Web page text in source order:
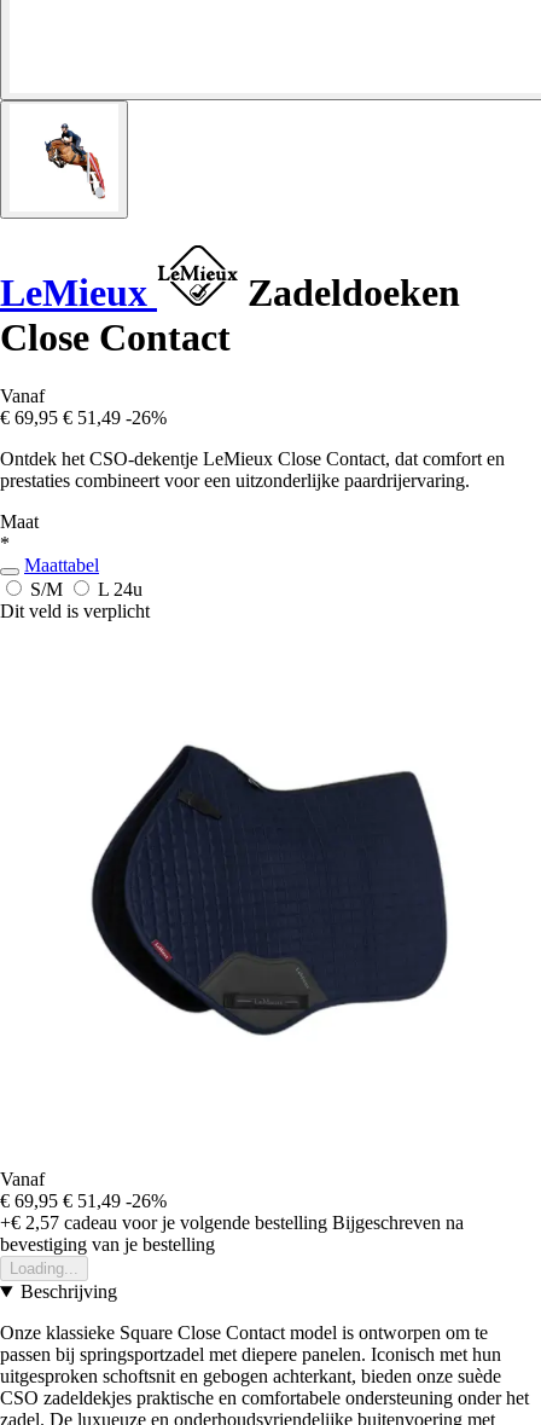
LeMieux
Zadeldoeken
Close Contact
Vanaf
€ 69,95 € 51,49 -26%
Ontdek het CSO-dekentje LeMieux Close Contact, dat comfort en
prestaties combineert voor een uitzonderlijke paardrijervaring.
Maat
*
Maattabel
S/M
L 24u
Dit veld is verplicht
Vanaf
€ 69,95 € 51,49 -26%
+€ 2,57 cadeau voor je volgende bestelling Bijgeschreven na
bevestiging van je bestelling
Loading...
Beschrijving
Onze klassieke Square Close Contact model is ontworpen om te
passen bij springsportzadel met diepere panelen. Iconisch met hun
uitgesproken schoftsnit en gebogen achterkant, bieden onze suède
CSO zadeldekjes praktische en comfortabele ondersteuning onder het
zadel. De luxueuze en onderhoudsvriendelijke buitenvoering met